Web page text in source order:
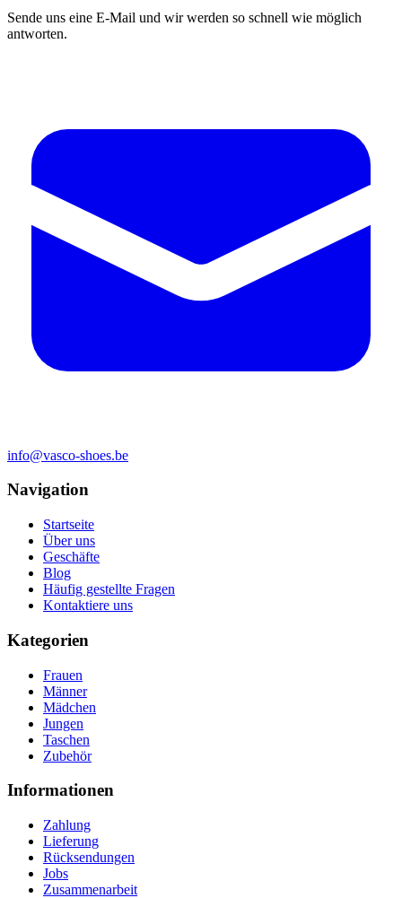
Sende uns eine E-Mail und wir werden so schnell wie möglich
antworten.
info@vasco-shoes.be
Navigation
Startseite
Über uns
Geschäfte
Blog
Häufig gestellte Fragen
Kontaktiere uns
Kategorien
Frauen
Männer
Mädchen
Jungen
Taschen
Zubehör
Informationen
Zahlung
Lieferung
Rücksendungen
Jobs
Zusammenarbeit